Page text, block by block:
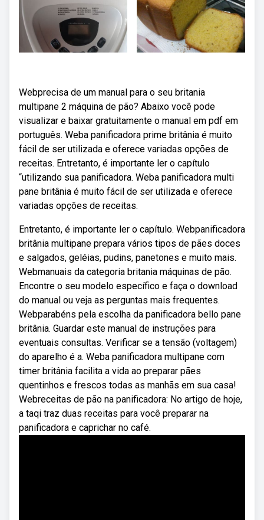
Webprecisa de um manual para o seu britania
multipane 2 máquina de pão? Abaixo você pode
visualizar e baixar gratuitamente o manual em pdf em
português. Weba panificadora prime britânia é muito
fácil de ser utilizada e oferece variadas opções de
receitas. Entretanto, é importante ler o capítulo
“utilizando sua panificadora. Weba panificadora multi
pane britânia é muito fácil de ser utilizada e oferece
variadas opções de receitas.
Entretanto, é importante ler o capítulo. Webpanificadora
britânia multipane prepara vários tipos de pães doces
e salgados, geléias, pudins, panetones e muito mais.
Webmanuais da categoria britania máquinas de pão.
Encontre o seu modelo específico e faça o download
do manual ou veja as perguntas mais frequentes.
Webparabéns pela escolha da panificadora bello pane
britânia. Guardar este manual de instruções para
eventuais consultas. Verificar se a tensão (voltagem)
do aparelho é a. Weba panificadora multipane com
timer britânia facilita a vida ao preparar pães
quentinhos e frescos todas as manhãs em sua casa!
Webreceitas de pão na panificadora: No artigo de hoje,
a taqi traz duas receitas para você preparar na
panificadora e caprichar no café.